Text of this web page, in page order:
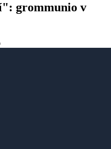
grommunio v